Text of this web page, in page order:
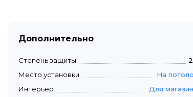
Дополнительно
Степень защиты
Место установки
На
Интерьер
Для